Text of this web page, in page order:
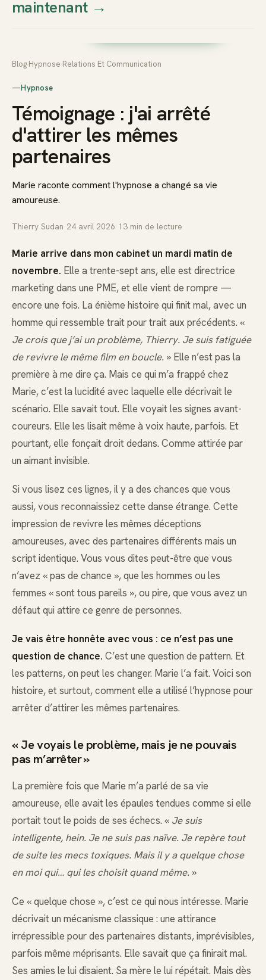
Thierry
Prendre rendez-vous dès
maintenant→
Blog Hypnose Relations Et Communication
—Hypnose
Témoignage : j'ai arrêté
d'attirer les mêmes
partenaires
Marie raconte comment l'hypnose a changé sa vie
amoureuse.
Thierry Sudan 24 avril 2026 13 min de lecture
Marie arrive dans mon cabinet un mardi matin de
novembre. Elle a trente-sept ans, elle est directrice
marketing dans une PME, et elle vient de rompre —
encore une fois. La énième histoire qui finit mal, avec un
homme qui ressemble trait pour trait aux précédents. «
Je crois que j’ai un problème, Thierry. Je suis fatiguée
de revivre le même film en boucle. » Elle n’est pas la
première à me dire ça. Mais ce qui m’a frappé chez
Marie, c’est la lucidité avec laquelle elle décrivait le
scénario. Elle savait tout. Elle voyait les signes avant-
coureurs. Elle les lisait même à voix haute, parfois. Et
pourtant, elle fonçait droit dedans. Comme attirée par
un aimant invisible.
Si vous lisez ces lignes, il y a des chances que vous
aussi, vous reconnaissiez cette danse étrange. Cette
impression de revivre les mêmes déceptions
amoureuses, avec des partenaires différents mais un
script identique. Vous vous dites peut-être que vous
n’avez « pas de chance », que les hommes ou les
femmes « sont tous pareils », ou pire, que vous avez un
défaut qui attire ce genre de personnes.
Je vais être honnête avec vous : ce n’est pas une
question de chance. C’est une question de pattern. Et
les patterns, on peut les changer. Marie l’a fait. Voici son
histoire, et surtout, comment elle a utilisé l’hypnose pour
arrêter d’attirer les mêmes partenaires.
« Je voyais le problème, mais je ne pouvais
pas m’arrêter »
La première fois que Marie m’a parlé de sa vie
amoureuse, elle avait les épaules tendues comme si elle
portait tout le poids de ses échecs. « Je suis
intelligente, hein. Je ne suis pas naïve. Je repère tout
de suite les mecs toxiques. Mais il y a quelque chose
en moi qui… qui les choisit quand même. »
Ce « quelque chose », c’est ce qui nous intéresse. Marie
décrivait un mécanisme classique : une attirance
irrépressible pour des partenaires distants, imprévisibles,
parfois même méprisants. Elle savait que ça finirait mal.
Ses amies le lui disaient. Sa mère le lui répétait. Mais dès